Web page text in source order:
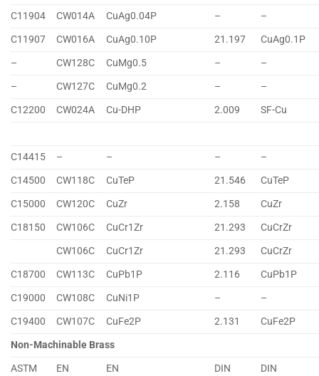
C11904
CW014A CuAg0.04P –
–
C11907
CW016A CuAg0.10P 21.197
CuAg0.1P
–
CW128C CuMg0.5 –
–
–
CW127C CuMg0.2 –
–
C12200
CW024A Cu-DHP 2.009 SF-Cu
C14415 – – –
–
C14500
CW118C CuTeP 21.546
CuTeP
C15000
CW120C CuZr 2.158
CuZr
C18150
CW106C CuCr1Zr 21.293
CuCrZr
CW106C
CuCr1Zr 21.293
CuCrZr
C18700
CW113C CuPb1P 2.116
CuPb1P
C19000
CW108C CuNi1P –
–
C19400
CW107C CuFe2P 2.131
CuFe2P
Non-Machinable Brass
ASTM
EN EN DIN
DIN